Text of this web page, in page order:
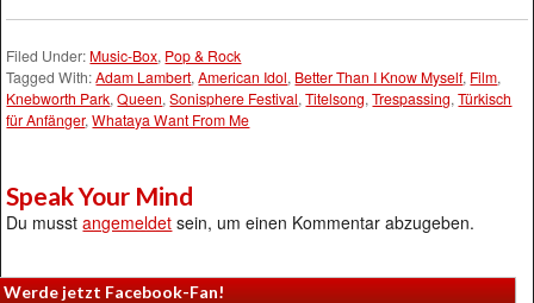
Filed Under: Music-Box, Pop & Rock
Tagged With:Adam Lambert,American Idol, Better Than I Know Myself, Film,
Knebworth Park,Queen,Sonisphere Festival,Titelsong,Trespassing,Türkisch
für Anfänger,Whataya Want From Me
Speak Your Mind
Du musstangemeldet sein, um einen Kommentar abzugeben.
Werde jetzt Facebook-Fan!